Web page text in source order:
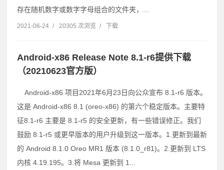
存在随机数字或数字字母组合的文件夹，...
2021-06-24 / 20305 次浏览 / 下载
Android-x86 Release Note 8.1-r6提供下载
（20210623官方版）
Android-x86 项目2021年6月23日向公众宣布 8.1-r6 版本。
这是 Android-x86 8.1 (oreo-x86) 的第六个稳定版本。主要特
征8.1-r6 主要是 8.1-r5 的安全更新，有一些错误修正。我们
鼓励 8.1-r5 或更早版本的用户升级到这一版本。1.更新到最新
的 Android 8.1.0 Oreo MR1 版本 (8.1.0_r81)。2.更新到 LTS
内核 4.19.195。3.将 Mesa 更新到 1...